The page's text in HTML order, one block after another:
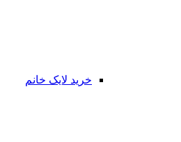
خرید لایک خانم